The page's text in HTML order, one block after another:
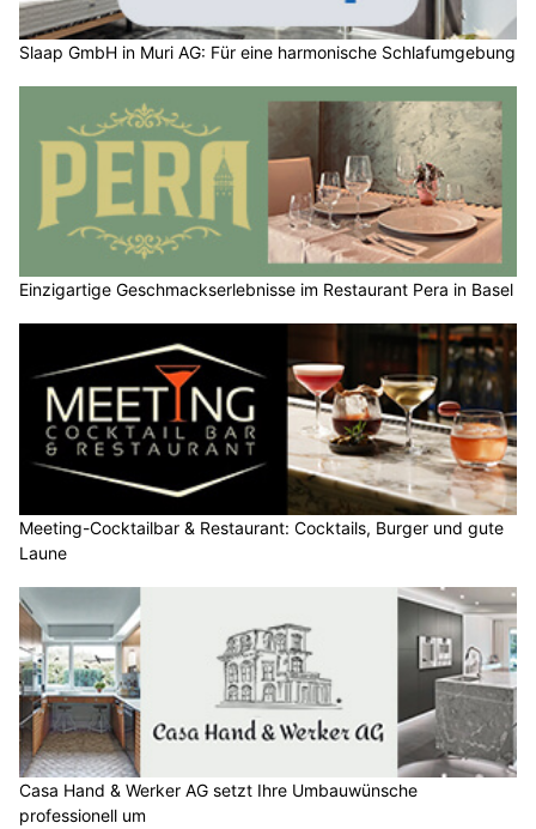
Slaap GmbH in Muri AG: Für eine harmonische Schlafumgebung
Einzigartige Geschmackserlebnisse im Restaurant Pera in Basel
Meeting-Cocktailbar & Restaurant: Cocktails, Burger und gute
Laune
Casa Hand & Werker AG setzt Ihre Umbauwünsche
professionell um